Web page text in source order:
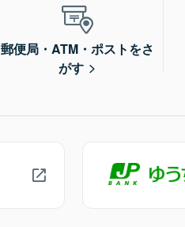
郵便局・ATM・ポストをさ
がす